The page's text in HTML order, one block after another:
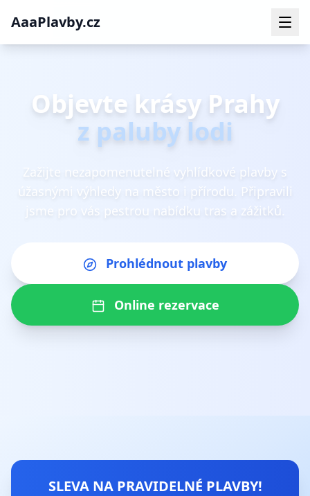
AaaPlavby.cz
Objevte krásy Prahy
z paluby lodi
Zažijte nezapomenutelné vyhlídkové plavby s
úžasnými výhledy na město i přírodu. Připravili
jsme pro vás pestrou nabídku tras a zážitků.
Prohlédnout plavby
Online rezervace
SLEVA NA PRAVIDELNÉ PLAVBY!